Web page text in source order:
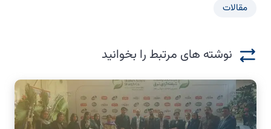
مقالات
نوشته های مرتبط را بخوانید